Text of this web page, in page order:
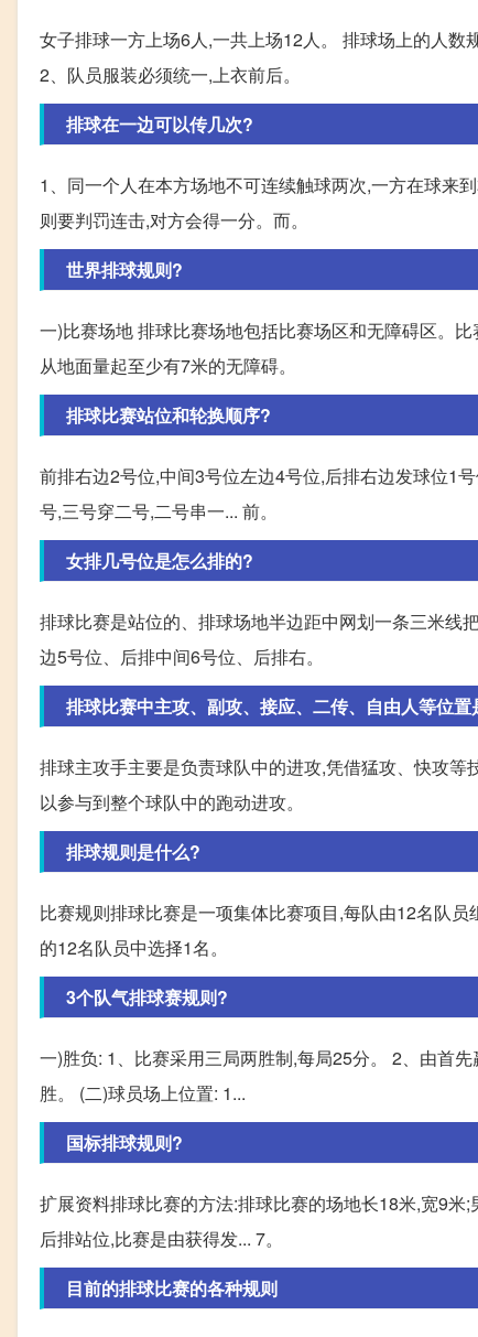
女子排球一方上场6人,一共上场12人。 排球场上的人数
2、队员服装必须统一,上衣前后。
排球在一边可以传几次?
1、同一个人在本方场地不可连续触球两次,一方在球来
则要判罚连击,对方会得一分。而。
世界排球规则?
一)比赛场地 排球比赛场地包括比赛场区和无障碍区。
从地面量起至少有7米的无障碍。
排球比赛站位和轮换顺序?
前排右边2号位,中间3号位左边4号位,后排右边发球位1
号,三号穿二号,二号串一... 前。
女排几号位是怎么排的?
排球比赛是站位的、排球场地半边距中网划一条三米线
边5号位、后排中间6号位、后排右。
排球比赛中主攻、副攻、接应、二传、自由人等位
排球主攻手主要是负责球队中的进攻,凭借猛攻、快攻
以参与到整个球队中的跑动进攻。
排球规则是什么?
比赛规则排球比赛是一项集体比赛项目,每队由12名队
的12名队员中选择1名。
3个队气排球赛规则?
一)胜负: 1、比赛采用三局两胜制,每局25分。 2、由首
胜。 (二)球员场上位置: 1...
国标排球规则?
扩展资料排球比赛的方法:排球比赛的场地长18米,宽9
后排站位,比赛是由获得发... 7。
目前的排球比赛的各种规则